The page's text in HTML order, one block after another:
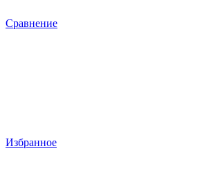
Сравнение
Избранное